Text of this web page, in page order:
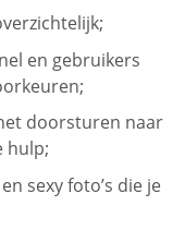
en gebruikers
doorsturen naar
hulp;
sexy foto’s die je